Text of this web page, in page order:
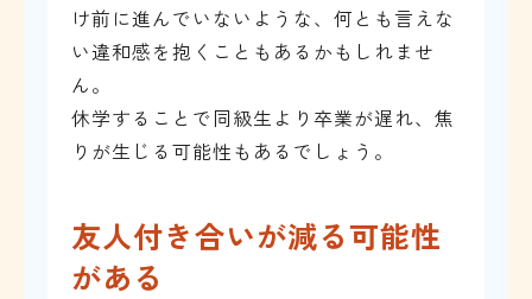
け前に進んでいないような、何とも言えな
い違和感を抱くこともあるかもしれませ
ん。
休学することで同級生より卒業が遅れ、焦
りが生じる可能性もあるでしょう。
友人付き合いが減る可能性
がある